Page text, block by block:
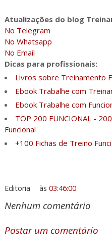
Atualizações do blog
No Telegram
No Whatsapp
No Email
Dicas para profissionais:
Livros sobre Treinamento
Ebook Trabalhe com
Ebook Trabalhe com
TOP 200 FUNCIONAL -
Funcional
+100 Fichas de Treino
Editoria às03:46:00
Nenhum comentário
Postar um comentário